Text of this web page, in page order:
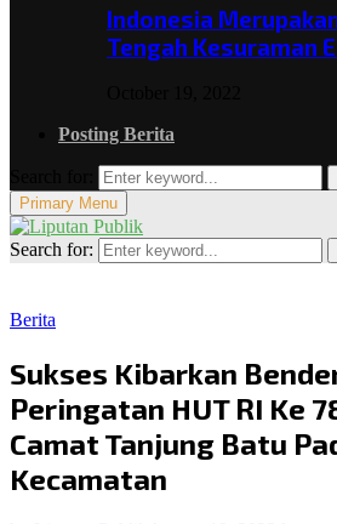
Indonesia
Tengah Kesuraman
Posting Berita
Primary Menu
Search for:
Berita
Sukses Kibarkan
Peringatan HUT RI Ke
Camat Tanjung Batu
Kecamatan